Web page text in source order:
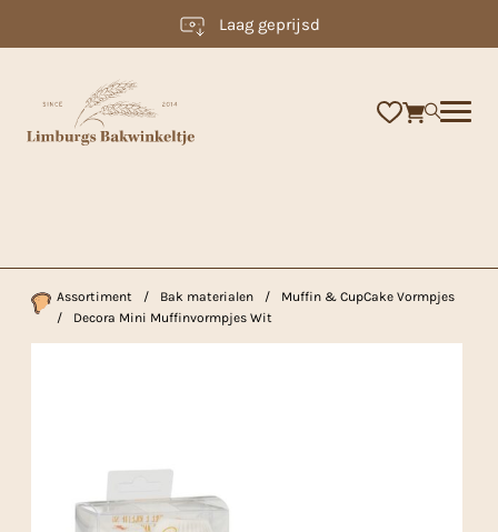
Laag geprijsd
Assortiment / Bak materialen /
Muffin & CupCake Vormpjes
/
Decora Mini Muffinvormpjes Wit